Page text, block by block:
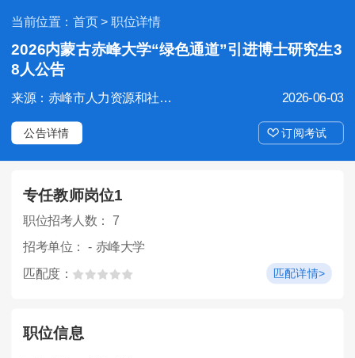
当前位置： 首页> 职位详情
2026内蒙古赤峰大学“绿色通道”引进博士研究生3
8人公告
2026-06-03
来源：赤峰市人力资源和社会保障局
公告详情 订阅考试
专任教师岗位1
职位招考人数： 7
招考单位： - 赤峰大学
匹配度： 匹配详情>
职位信息